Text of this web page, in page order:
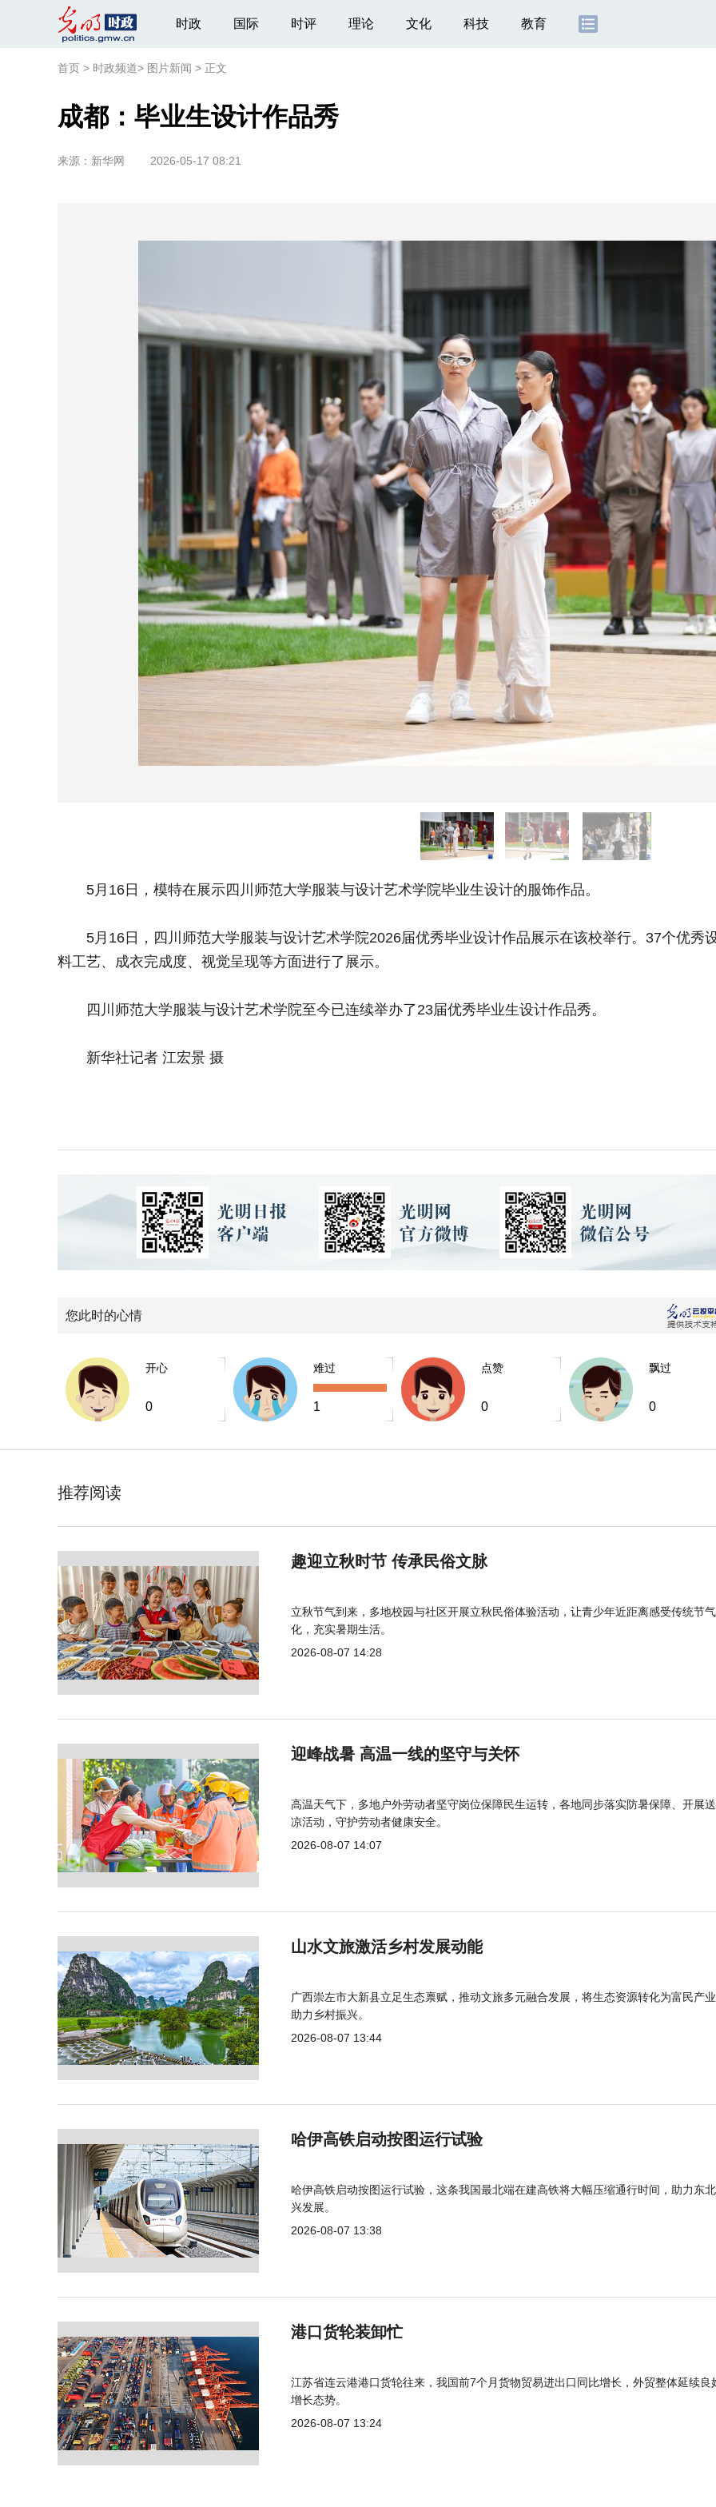
时政 国际 时评 理论 文化 科技 教育
首页 > 时政频道> 图片新闻 > 正文
成都：毕业生设计作品秀
来源： 新华网 2026-05-17 08:21
5月16日，模特在展示四川师范大学服装与设计艺术学院毕业生设计的服饰作品。
5月16日，四川师范大学服装与设计艺术学院2026届优秀毕业设计作品展示在该校举行。37个优秀
料工艺、成衣完成度、视觉呈现等方面进行了展示。
四川师范大学服装与设计艺术学院至今已连续举办了23届优秀毕业生设计作品秀。
新华社记者 江宏景 摄
您此时的心情
开心
0
难过
1
点赞
0
飘过
0
推荐阅读
趣迎立秋时节 传承民俗文脉
立秋节气到来，多地校园与社区开展立秋民俗体验活动，让青少年近距离感受传统节
化，充实暑期生活。
2026-08-07 14:28
迎峰战暑 高温一线的坚守与关怀
高温天气下，多地户外劳动者坚守岗位保障民生运转，各地同步落实防暑保障、开展
凉活动，守护劳动者健康安全。
2026-08-07 14:07
山水文旅激活乡村发展动能
广西崇左市大新县立足生态禀赋，推动文旅多元融合发展，将生态资源转化为富民产
助力乡村振兴。
2026-08-07 13:44
哈伊高铁启动按图运行试验
哈伊高铁启动按图运行试验，这条我国最北端在建高铁将大幅压缩通行时间，助力东
兴发展。
2026-08-07 13:38
港口货轮装卸忙
江苏省连云港港口货轮往来，我国前7个月货物贸易进出口同比增长，外贸整体延续良
增长态势。
2026-08-07 13:24